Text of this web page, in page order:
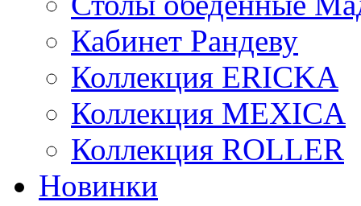
Кабинет Рандеву
Коллекция ERICKA
Коллекция MEXICA
Коллекция ROLLER
Новинки